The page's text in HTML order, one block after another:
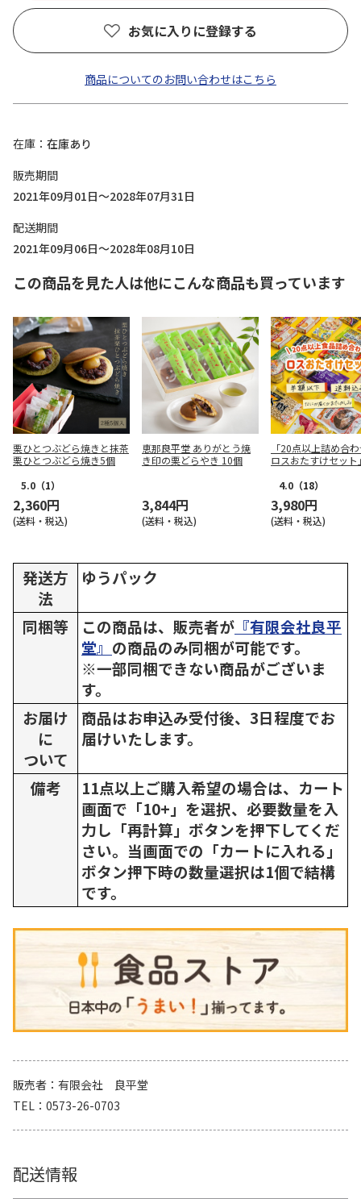
お気に入りに登録する
商品についてのお問い合わせはこちら
在庫
在庫あり
販売期間
2021年09月01日～2028年07月31日
配送期間
2021年09月06日～2028年08月10日
この商品を見た人は他にこんな商品も買っています
栗ひとつぶどら焼きと抹茶
栗ひとつぶどら焼き5個
5.0 （1）
2,360円
(送料・税込)
恵那良平堂 ありがとう焼
き印の栗どらやき 10個
3,844円
(送料・税込)
「20点以上詰め合
ロスおたすけセット
4.0 （18）
3,980円
(送料・税込)
発送方
法
ゆうパック
同梱等 この商品は、販売者が 『有限会社良平
堂』 の商品のみ同梱が可能です。
※一部同梱できない商品がございま
す。
お届け
に
ついて
商品はお申込み受付後、3日程度でお
届けいたします。
備考
11点以上ご購入希望の場合は、カート
画面で「10+」を選択、必要数量を入
力し「再計算」ボタンを押下してくだ
さい。当画面での「カートに入れる」
ボタン押下時の数量選択は1個で結構
です。
販売者
有限会社 良平堂
TEL
0573-26-0703
配送情報